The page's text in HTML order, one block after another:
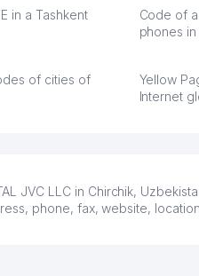
11:43:39
тут у
in a Tashkent
Code of
phones
of cities of
Yellow
Internet
JVC LLC in Chirchik,
phone, fax, website,